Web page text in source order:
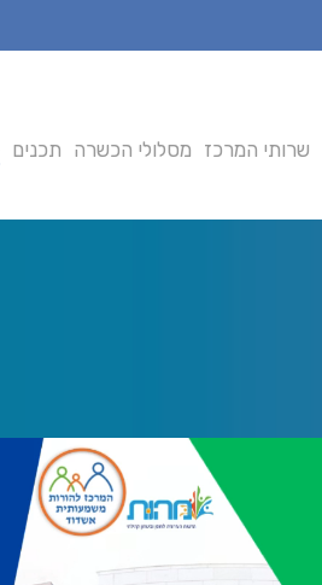
שרותי המרכז מסלולי הכשרה תכנים